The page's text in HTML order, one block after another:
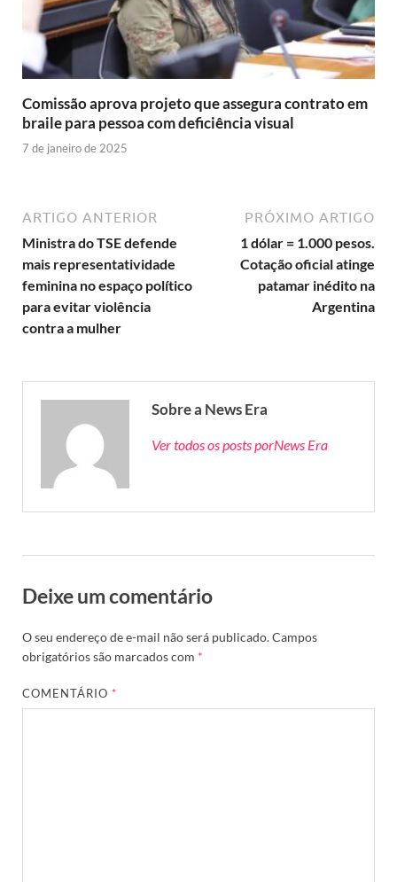
Comissão aprova projeto que assegura contrato em
braile para pessoa com deficiência visual
7 de janeiro de 2025
ARTIGO ANTERIOR
Ministra do TSE defende
mais representatividade
feminina no espaço político
para evitar violência
contra a mulher
PRÓXIMO ARTIGO
1 dólar = 1.000 pesos.
Cotação oficial atinge
patamar inédito na
Argentina
Sobre a News Era
Ver todos os posts porNews Era
Deixe um comentário
O seu endereço de e-mail não será publicado.Campos
obrigatórios são marcados com *
COMENTÁRIO*